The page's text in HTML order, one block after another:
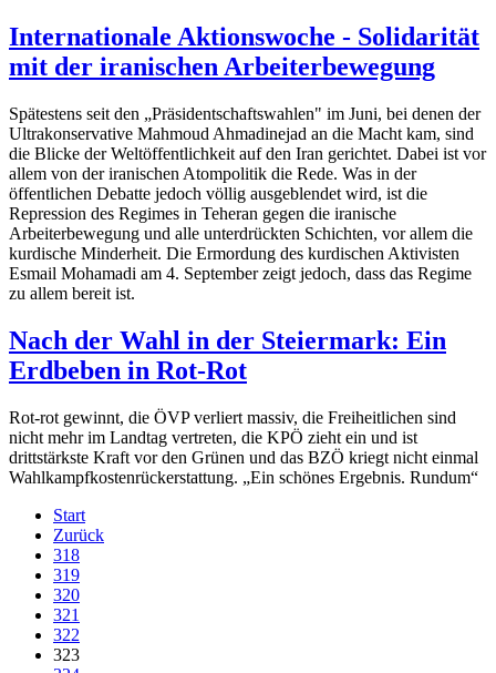
Internationale Aktionswoche - Solidarität
mit der iranischen Arbeiterbewegung
Spätestens seit den „Präsidentschaftswahlen" im Juni, bei denen der
Ultrakonservative Mahmoud Ahmadinejad an die Macht kam, sind
die Blicke der Weltöffentlichkeit auf den Iran gerichtet. Dabei ist vor
allem von der iranischen Atompolitik die Rede. Was in der
öffentlichen Debatte jedoch völlig ausgeblendet wird, ist die
Repression des Regimes in Teheran gegen die iranische
Arbeiterbewegung und alle unterdrückten Schichten, vor allem die
kurdische Minderheit. Die Ermordung des kurdischen Aktivisten
Esmail Mohamadi am 4. September zeigt jedoch, dass das Regime
zu allem bereit ist.
Nach der Wahl in der Steiermark: Ein
Erdbeben in Rot-Rot
Rot-rot gewinnt, die ÖVP verliert massiv, die Freiheitlichen sind
nicht mehr im Landtag vertreten, die KPÖ zieht ein und ist
drittstärkste Kraft vor den Grünen und das BZÖ kriegt nicht einmal
Wahlkampfkostenrückerstattung. „Ein schönes Ergebnis. Rundum“
Start
Zurück
318
319
320
321
322
323